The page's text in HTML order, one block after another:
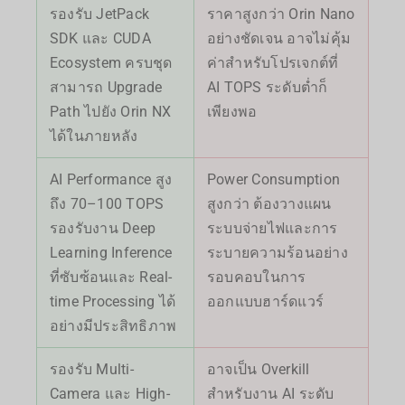
รองรับ JetPack
SDK และ CUDA
Ecosystem ครบชุด
สามารถ Upgrade
Path ไปยัง Orin NX
ได้ในภายหลัง
ราคาสูงกว่า Orin Nano
อย่างชัดเจน อาจไม่คุ้ม
ค่าสำหรับโปรเจกต์ที่
AI TOPS ระดับต่ำก็
เพียงพอ
AI Performance สูง
ถึง 70–100 TOPS
รองรับงาน Deep
Learning Inference
ที่ซับซ้อนและ Real-
time Processing ได้
อย่างมีประสิทธิภาพ
Power Consumption
สูงกว่า ต้องวางแผน
ระบบจ่ายไฟและการ
ระบายความร้อนอย่าง
รอบคอบในการ
ออกแบบฮาร์ดแวร์
รองรับ Multi-
Camera และ High-
อาจเป็น Overkill
สำหรับงาน AI ระดับ